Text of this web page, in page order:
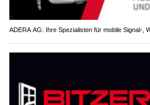
ADERA AG: Ihre Spezialisten für mobile Signal-,